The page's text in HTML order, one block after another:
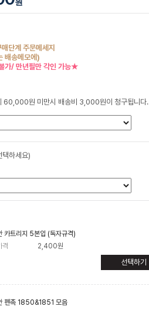
단계 주문메세지
배송메모에)
가/ 만년필만 각인 가능★
60,000원 미만시 배송비 3,000원이 청구됩니다.
택하세요)
카트리지 5본입 (독자규격)
격
2,400원
선택하기
펜촉 1850&1851 모음